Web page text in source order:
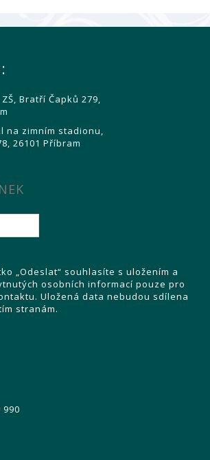
Bratří Čapků 279,
na zimním stadionu,
26101 Příbram
„Odeslat“ souhlasíte s uložením a
osobních informací pouze pro
Uložená data nebudou sdílena
stranám.
990